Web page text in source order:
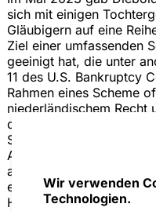
Wir verwenden
Technologien.
sich mit einigen
Gläubigern auf eine
Ziel einer umfassenden
geeinigt hat, die unter
11 des U.S. Bankruptcy
Rahmen eines Scheme
niederländischem Recht
durch die zuständigen
Als Folge der
ausstehenden
erloschen, was zur
Handel an der